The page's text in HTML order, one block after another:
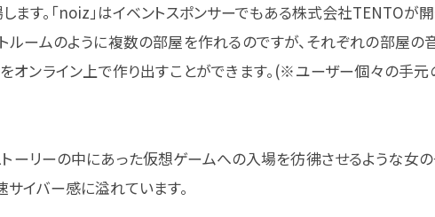
ます。「noiz」はイベントスポンサーでもある株式会社TENTOが
ルームのように複数の部屋を作れるのですが、それぞれの部屋の
オンライン上で作り出すことができます。(※ユーザー個々の手
ーリーの中にあった仮想ゲームへの入場を彷彿させるような女
サイバー感に溢れています。